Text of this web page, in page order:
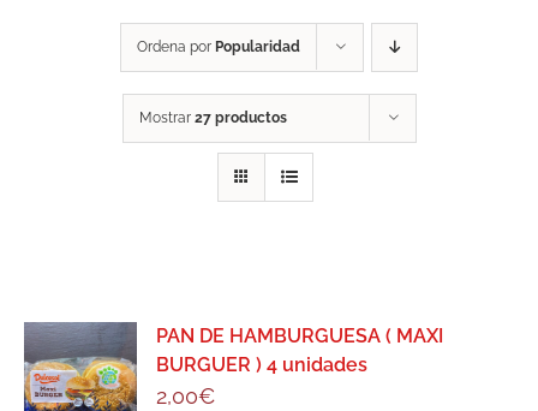
Ordena por Popularidad
Mostrar 27 productos
PAN DE HAMBURGUESA ( MAXI
BURGUER ) 4 unidades
2,00€